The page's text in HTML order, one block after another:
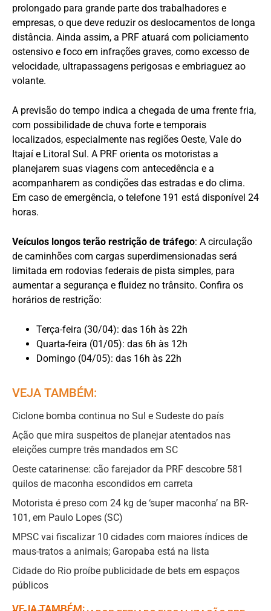
prolongado para grande parte dos trabalhadores e
empresas, o que deve reduzir os deslocamentos de longa
distância. Ainda assim, a PRF atuará com policiamento
ostensivo e foco em infrações graves, como excesso de
velocidade, ultrapassagens perigosas e embriaguez ao
volante.
A previsão do tempo indica a chegada de uma frente fria,
com possibilidade de chuva forte e temporais
localizados, especialmente nas regiões Oeste, Vale do
Itajaí e Litoral Sul. A PRF orienta os motoristas a
planejarem suas viagens com antecedência e a
acompanharem as condições das estradas e do clima.
Em caso de emergência, o telefone 191 está disponível 24
horas.
Veículos longos terão restrição de tráfego: A circulação
de caminhões com cargas superdimensionadas será
limitada em rodovias federais de pista simples, para
aumentar a segurança e fluidez no trânsito. Confira os
horários de restrição:
Terça-feira (30/04): das 16h às 22h
Quarta-feira (01/05): das 6h às 12h
Domingo (04/05): das 16h às 22h
VEJA TAMBÉM:
Ciclone bomba continua no Sul e Sudeste do país
Ação que mira suspeitos de planejar atentados nas
eleições cumpre três mandados em SC
Oeste catarinense: cão farejador da PRF descobre 581
quilos de maconha escondidos em carreta
Motorista é preso com 24 kg de ‘super maconha’ na BR-
101, em Paulo Lopes (SC)
MPSC vai fiscalizar 10 cidades com maiores índices de
maus-tratos a animais; Garopaba está na lista
Cidade do Rio proíbe publicidade de bets em espaços
públicos
VEJA TAMBÉM: